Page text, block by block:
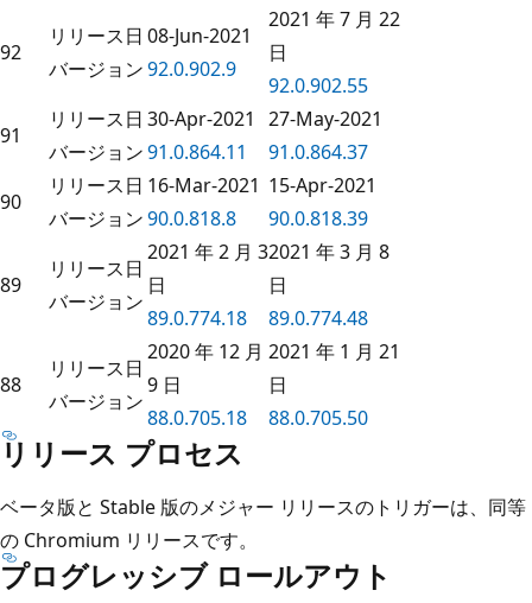
92
リリース日
バージョン
08-Jun-2021
92.0.902.9
2021 年 7 月 22
日
92.0.902.55
91
リリース日
バージョン
30-Apr-2021
91.0.864.11
27-May-2021
91.0.864.37
90
リリース日
バージョン
16-Mar-2021
90.0.818.8
15-Apr-2021
90.0.818.39
89
リリース日
バージョン
2021 年 2 月 3
日
89.0.774.18
2021 年 3 月 8
日
89.0.774.48
88
リリース日
バージョン
2020 年 12 月
9 日
88.0.705.18
2021 年 1 月 21
日
88.0.705.50
リリース プロセス
ベータ版と Stable 版のメジャー リリースのトリガーは、同等
の Chromium リリースです。
プログレッシブ ロールアウト